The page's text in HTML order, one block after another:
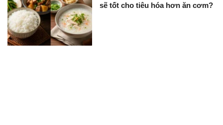
sẽ tốt cho tiêu hóa hơn ăn cơm?